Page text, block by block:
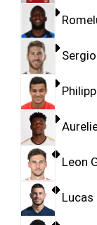
Leon
Lucas